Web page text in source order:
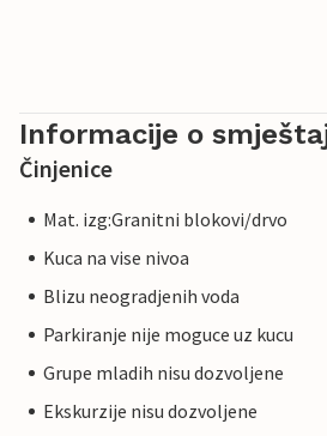
Informacije o
Činjenice
Mat. izg:Granitni blokovi/drvo
Kuca na vise nivoa
Blizu neogradjenih voda
Parkiranje nije moguce uz kucu
Grupe mladih nisu dozvoljene
Ekskurzije nisu dozvoljene